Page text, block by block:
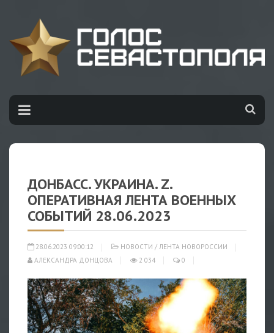
ДОНБАСС. УКРАИНА. Z.
ОПЕРАТИВНАЯ ЛЕНТА ВОЕННЫХ
СОБЫТИЙ 28.06.2023
28.06.2023 09:00:12 НОВОСТИ / ЛЕНТА НОВОРОССИИ
АЛЕКСАНДРА ДОНЦОВА
2 034 0